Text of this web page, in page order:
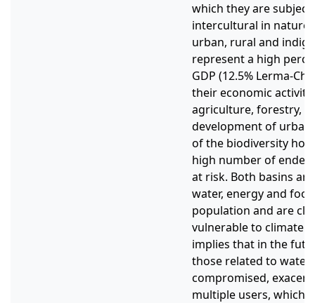
which they are
intercultural in nature
urban, rural and
represent a high
GDP (12.5% Lerma-
their economic
agriculture, forestry,
development of urban
of the biodiversity
high number of
at risk. Both basins
water, energy and
population and are
vulnerable to climate
implies that in the
those related to water
compromised,
multiple users, which